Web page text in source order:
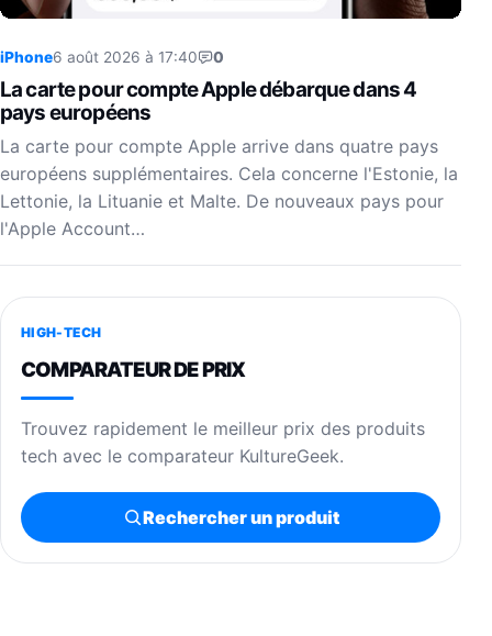
iPhone6 août 2026 à 17:40 0
La carte pour compte Apple débarque dans 4
pays européens
La carte pour compte Apple arrive dans quatre pays
européens supplémentaires. Cela concerne l'Estonie, la
Lettonie, la Lituanie et Malte. De nouveaux pays pour
l'Apple Account…
HIGH-TECH
COMPARATEUR DE PRIX
Trouvez rapidement le meilleur prix des produits
tech avec le comparateur KultureGeek.
Rechercher un produit